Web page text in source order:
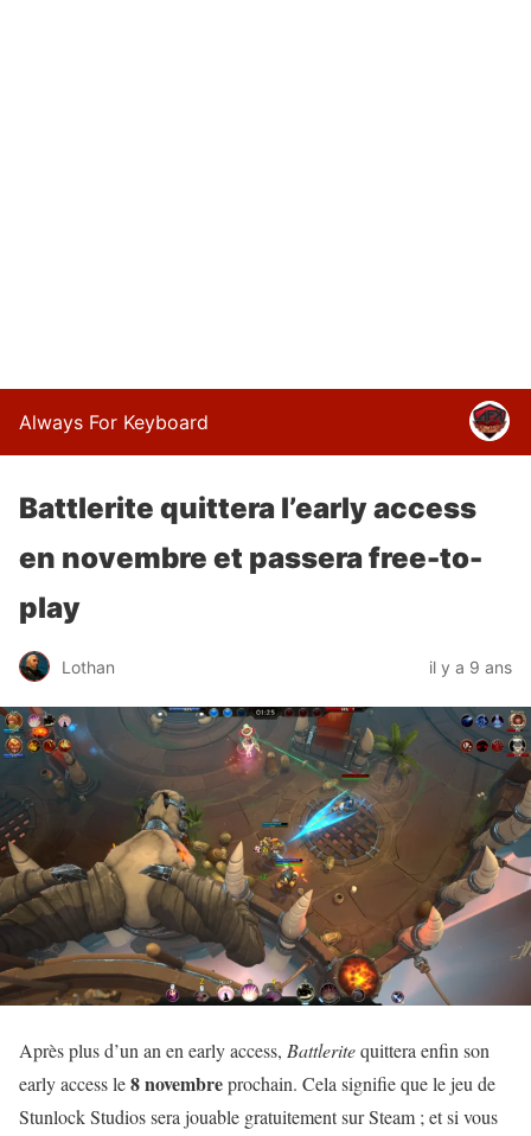
Always For Keyboard
Battlerite quittera l’early access
en novembre et passera free-to-
play
Lothan il y a 9 ans
Après plus d’un an en early access, Battleritequittera enfin son
early access le8 novembreprochain. Cela signifie que le jeu de
Stunlock Studios sera jouable gratuitement sur Steam ; et si vous